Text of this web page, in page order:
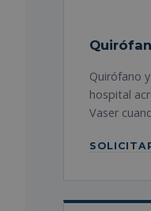
Quirófano
hospital
Vaser